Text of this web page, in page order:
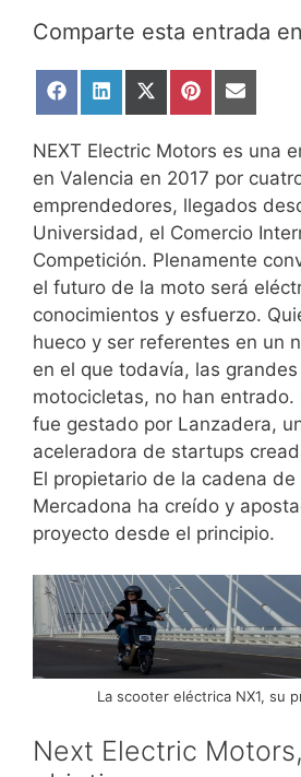
Comparte esta entrada
CompartirCompartirCompartir
(Twitter)
Compartir
NEXT Electric Motors es una
en Valencia en 2017 por
emprendedores, llegados
Universidad, el Comercio
Competición. Plenamente
el futuro de la moto será
conocimientos y esfuerzo.
hueco y ser referentes en un
en el que todavía, las
motocicletas, no han entrado.
fue gestado por Lanzadera,
aceleradora de startups
El propietario de la cadena
Mercadona ha creído y
proyecto desde el principio.
La scooter eléctrica NX1, su
Next Electric